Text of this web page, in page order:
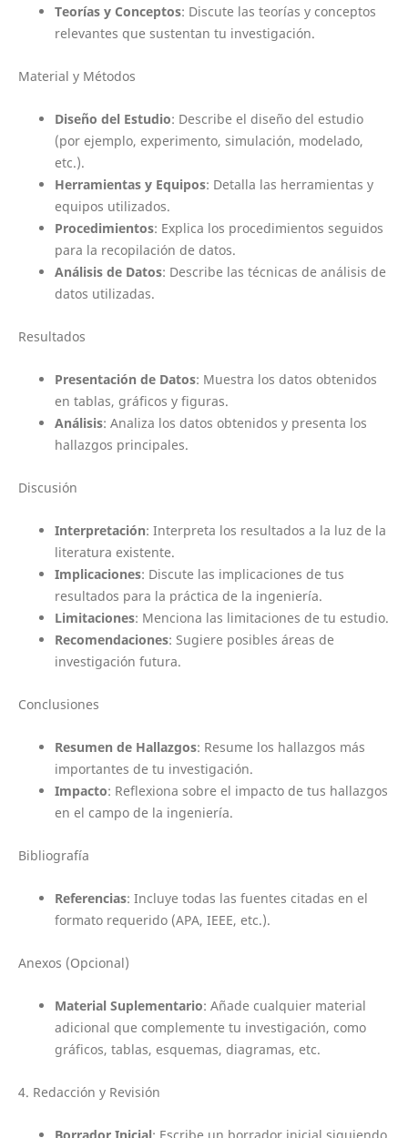
Teorías y Conceptos: Discute las teorías y conceptos
relevantes que sustentan tu investigación.
Material y Métodos
Diseño del Estudio: Describe el diseño del estudio
(por ejemplo, experimento, simulación, modelado,
etc.).
Herramientas y Equipos: Detalla las herramientas y
equipos utilizados.
Procedimientos: Explica los procedimientos seguidos
para la recopilación de datos.
Análisis de Datos: Describe las técnicas de análisis de
datos utilizadas.
Resultados
Presentación de Datos: Muestra los datos obtenidos
en tablas, gráficos y figuras.
Análisis: Analiza los datos obtenidos y presenta los
hallazgos principales.
Discusión
Interpretación: Interpreta los resultados a la luz de la
literatura existente.
Implicaciones: Discute las implicaciones de tus
resultados para la práctica de la ingeniería.
Limitaciones: Menciona las limitaciones de tu estudio.
Recomendaciones: Sugiere posibles áreas de
investigación futura.
Conclusiones
Resumen de Hallazgos: Resume los hallazgos más
importantes de tu investigación.
Impacto: Reflexiona sobre el impacto de tus hallazgos
en el campo de la ingeniería.
Bibliografía
Referencias: Incluye todas las fuentes citadas en el
formato requerido (APA, IEEE, etc.).
Anexos (Opcional)
Material Suplementario: Añade cualquier material
adicional que complemente tu investigación, como
gráficos, tablas, esquemas, diagramas, etc.
4. Redacción y Revisión